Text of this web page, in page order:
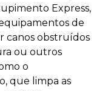
Express,
de
canos obstruídos
ou outros
o
que limpa as